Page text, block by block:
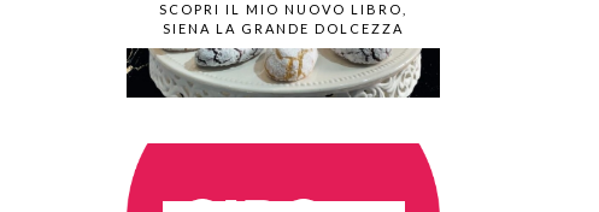
SCOPRI IL MIO NUOVO LIBRO,
SIENA LA GRANDE DOLCEZZA